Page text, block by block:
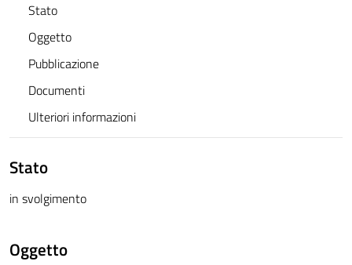
Stato
Oggetto
Pubblicazione
Documenti
Ulteriori informazioni
Stato
in svolgimento
Oggetto